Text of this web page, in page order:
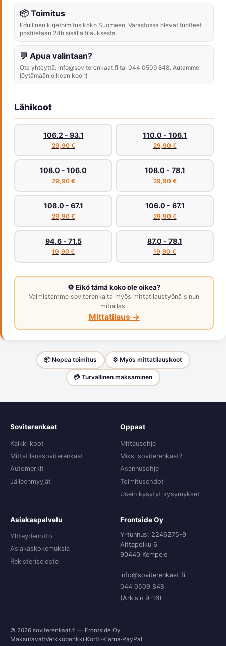
📦 Toimitus
Edullinen kirjetoimitus koko Suomeen. Varastossa olevat tuotteet
postitetaan 24h sisällä tilauksesta.
💬 Apua valintaan?
Ota yhteyttä: info@soviterenkaat.fi tai 044 0509 848. Autamme
löytämään oikean koon!
Lähikoot
106.2 - 93.1
29,90 €
110.0 - 106.1
29,90 €
108.0 - 106.0
29,90 €
108.0 - 78.1
29,90 €
108.0 - 67.1
29,90 €
106.0 - 67.1
29,90 €
94.6 - 71.5
19,90 €
87.0 - 78.1
19,90 €
⚙️ Eikö tämä koko ole oikea?
Valmistamme soviterenkaita myös mittatilaustyönä sinun
mitoillasi.
Mittatilaus →
📦 Nopea toimitus ⚙️ Myös mittatilauskoot
💳 Turvallinen maksaminen
Soviterenkaat
Kaikki koot
Mittatilaussoviterenkaat
Automerkit
Jälleenmyyjät
Oppaat
Mittausohje
Miksi soviterenkaat?
Asennusohje
Toimitusehdot
Usein kysytyt kysymykset
Asiakaspalvelu
Yhteydenotto
Asiakaskokemuksia
Rekisteriseloste
Frontside Oy
Y-tunnus: 2246275-9
Aittapolku 6
90440 Kempele
info@soviterenkaat.fi
044 0509 848
(Arkisin 9-16)
© 2026 soviterenkaat.fi — Frontside Oy
Maksutavat:Verkkopankki·Kortti·Klarna·PayPal